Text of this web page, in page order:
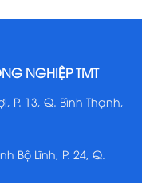
NGHIỆP TMT
P. 13, Q. Bình Thạnh,
Bộ Lĩnh, P. 24, Q.